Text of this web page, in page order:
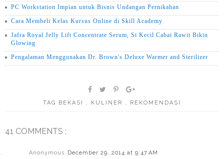
PC Workstation Impian untuk Bisnis Undangan Pernikahan
Cara Membeli Kelas Kursus Online di Skill Academy
Jafra Royal Jelly Lift Concentrate Serum, Si Kecil Cabai Rawit Bikin
Glowing
Pengalaman Menggunakan Dr. Brown's Deluxe Warmer and Sterilizer
TAG BEKASI , KULINER , REKOMENDASI
41 COMMENTS :
Anonymous
December 29, 2014 at 9:47 AM